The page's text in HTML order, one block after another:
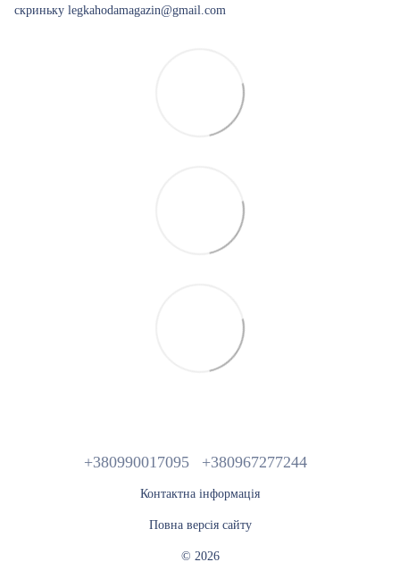
скриньку legkahodamagazin@gmail.com
+380990017095 +380967277244
Контактна інформація
Повна версія сайту
© 2026